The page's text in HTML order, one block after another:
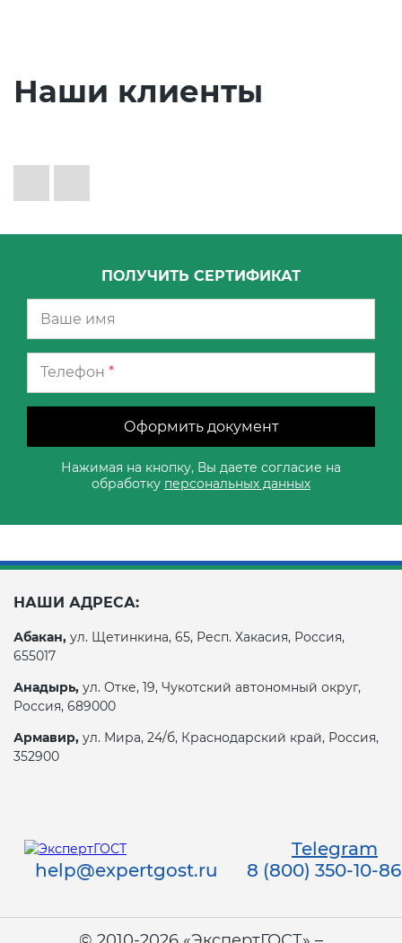
Наши клиенты
ПОЛУЧИТЬ СЕРТИФИКАТ
Телефон *
Оформить документ
Нажимая на кнопку, Вы даете согласие на
обработку персональных данных
НАШИ АДРЕСА:
Абакан, ул. Щетинкина, 65, Респ. Хакасия, Россия,
655017
Анадырь, ул. Отке, 19, Чукотский автономный округ,
Россия, 689000
Армавир, ул. Мира, 24/б, Краснодарский край, Россия,
352900
Telegram
help@expertgost.ru
8 (800) 350-10-86